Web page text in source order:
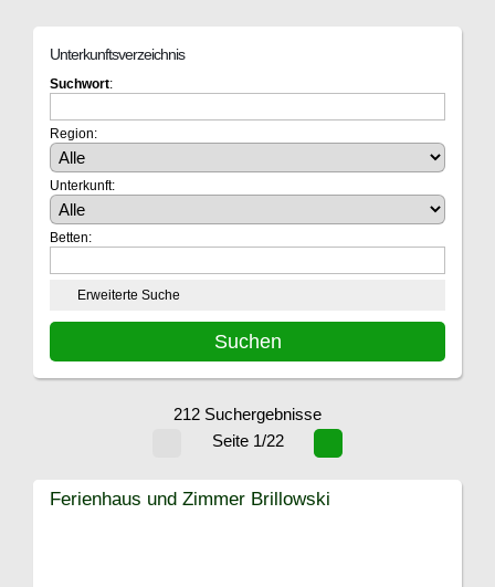
Unterkunftsverzeichnis
Suchwort:
Region:
Unterkunft:
Betten:
Erweiterte Suche
212 Suchergebnisse
Seite 1/22
Ferienhaus und Zimmer Brillowski